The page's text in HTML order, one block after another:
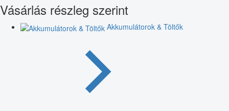
Vásárlás részleg szerint
Akkumulátorok & Töltők